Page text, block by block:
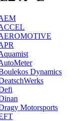
Dynamics
Motorsports